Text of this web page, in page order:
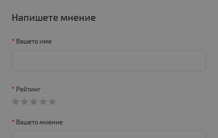
Напишете мнение
Вашето име
Рейтинг
Вашето мнение